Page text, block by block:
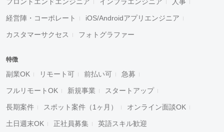
経営陣・コーポレート iOS/Androidアプリエンジニア
カスタマーサクセス フォトグラファー
特徴
副業OK リモート可 前払い可 急募
フルリモートOK 新規事業 スタートアップ
長期案件 スポット案件（1ヶ月） オンライン面談OK
土日週末OK 正社員募集 英語スキル歓迎